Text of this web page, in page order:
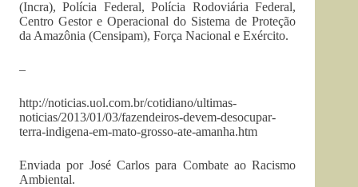
(Incra), Polícia Federal, Polícia Rodoviária Federal,
Centro Gestor e Operacional do Sistema de Proteção
da Amazônia (Censipam), Força Nacional e Exército.
–
http://noticias.uol.com.br/cotidiano/ultimas-
noticias/2013/01/03/fazendeiros-devem-desocupar-
terra-indigena-em-mato-grosso-ate-amanha.htm
Enviada por José Carlos para Combate ao Racismo
Ambiental.